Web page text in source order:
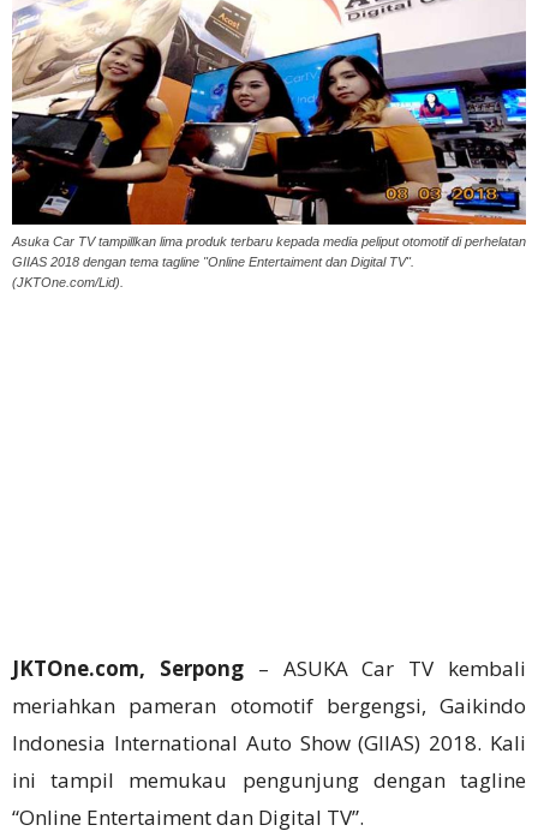
Asuka Car TV tampillkan lima produk terbaru kepada media peliput otomotif di perhelatan
GIIAS 2018 dengan tema tagline "Online Entertaiment dan Digital TV".
(JKTOne.com/Lid).
JKTOne.com, Serpong– ASUKA Car TV kembali
meriahkan pameran otomotif bergengsi, Gaikindo
Indonesia International Auto Show (GIIAS) 2018. Kali
ini tampil memukau pengunjung dengan tagline
“Online Entertaiment dan Digital TV”.